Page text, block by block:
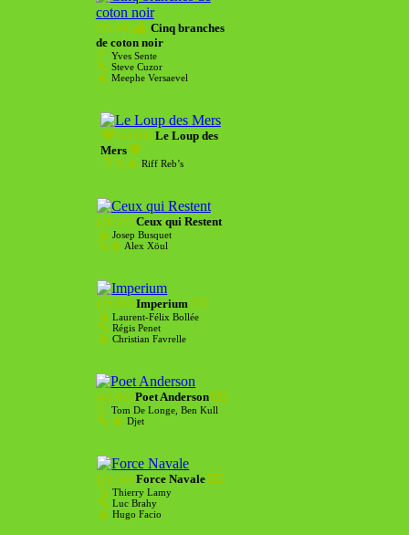
[35:00]
Cinq branches
de coton noir
Yves Sente
Steve Cuzor
Meephe Versaevel
[35:00] Le Loup des
Mers
Riff Reb’s
[26:27] Ceux qui Restent
Josep Busquet
Alex Xöul
[35:00] Imperium
Laurent-Félix Bollée
Régis Penet
Christian Favrelle
[43:01] Poet Anderson
Tom De Longe, Ben Kull
Djet
[51:50] Force Navale
Thierry Lamy
Luc Brahy
Hugo Facio